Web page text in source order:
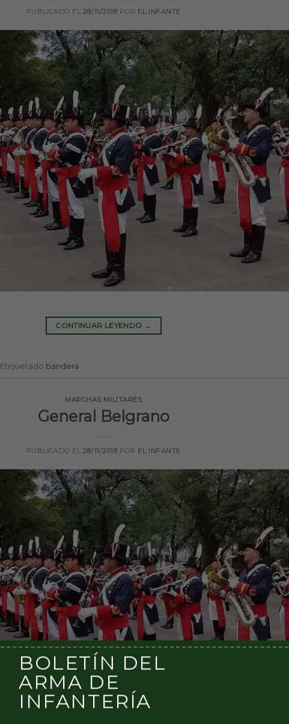
BOLETÍN DEL
ARMA DE
INFANTERÍA
PUBLICADO EL 28/11/2018 POR EL INFANTE
CONTINUAR LEYENDO →
Etiquetado bandera
MARCHAS MILITARES
General Belgrano
PUBLICADO EL 28/11/2018 POR EL INFANTE